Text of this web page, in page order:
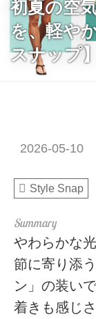
初夏の空
を、軽や
スナップ】
2026-05-10
Style Snap
やわらかな
節に寄り添
ン」の装い
着きも感じ